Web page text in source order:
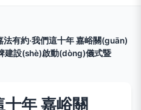
法有約·我們這十年 嘉峪關(guān)
建設(shè)啟動(dòng)儀式暨
十年 嘉峪關